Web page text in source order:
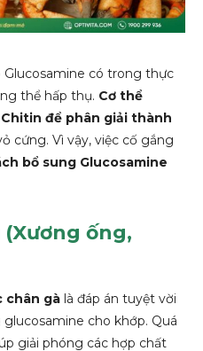
Glucosamine có trong thực
thể hấp thụ. Cơ thể
để phân giải thành
cứng. Vì vậy, việc cố gắng
bổ sung Glucosamine
ống,
chân gà là đáp án tuyệt vời
cho khớp. Quá
giải phóng các hợp chất